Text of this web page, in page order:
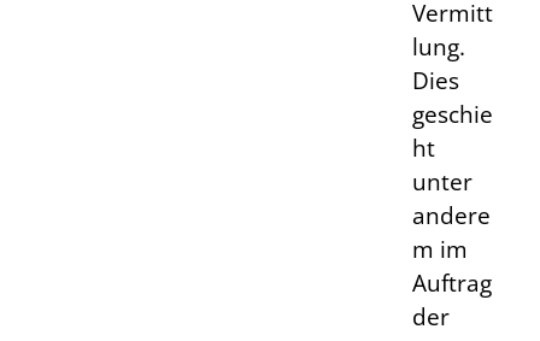
Vermitt
lung.
Dies
geschie
ht
unter
andere
m im
Auftrag
der